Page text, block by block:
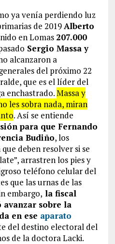
ya venía perdiendo luz
de 2019Alberto
en Lomas 207.000
Sergio Massa y
alcanzaron a
del próximo 22
que es el líder del
enchastrado.Massa y
les sobra nada, miran
. Así se entiende
para que Fernando
Budiño, los
deben resolver si se
arrastren los pies y
teléfono celular del
que las urnas de las
embargo, la fiscal
sobre la
en ese aparato
del destino electoral del
de la doctora Lacki.